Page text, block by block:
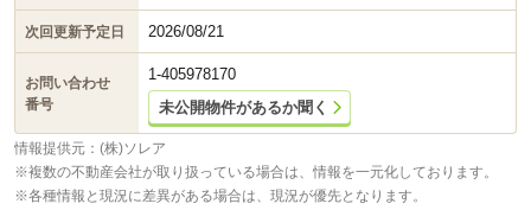
次回更新予定日 2026/08/21
お問い合わせ
番号
1-405978170
未公開物件があるか聞く
情報提供元：(株)ソレア
※複数の不動産会社が取り扱っている場合は、情報を一元化しております。
※各種情報と現況に差異がある場合は、現況が優先となります。